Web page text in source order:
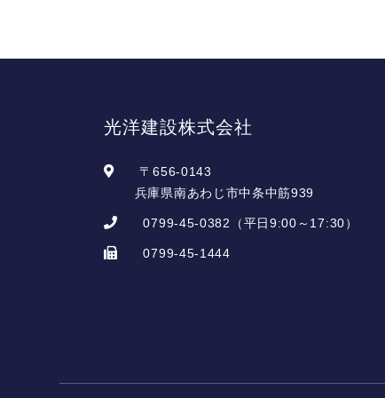
光洋建設株式会社
〒656-0143
兵庫県南あわじ市中条中筋939
0799-45-0382 （平日9:00～17:30）
0799-45-1444